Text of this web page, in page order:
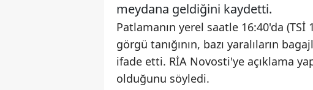
meydana geldiğini kaydetti.
Patlamanın yerel saatle 16:40'da
görgü tanığının, bazı yaralıların
ifade etti. RİA Novosti'ye açıklama
olduğunu söyledi.